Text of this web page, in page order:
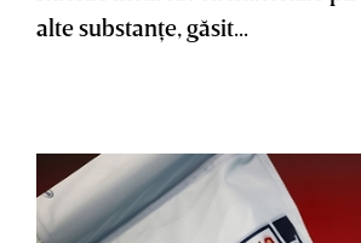
alte substanţe, găsit...